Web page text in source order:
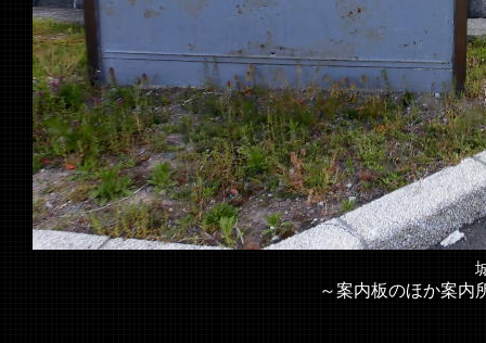
城跡へ
～案内板のほか案内